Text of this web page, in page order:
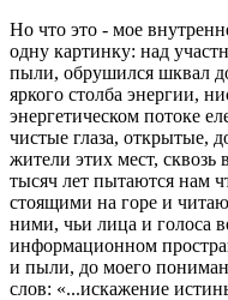
Но что это - мое
одну картинку: над
пыли, обрушился шквал
яркого столба энергии,
энергетическом потоке
чистые глаза, открытые,
жители этих мест, сквозь
тысяч лет пытаются нам
стоящими на горе и
ними, чьи лица и голоса
информационном
и пыли, до моего
слов: «...искажение